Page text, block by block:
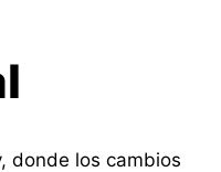
donde los cambios